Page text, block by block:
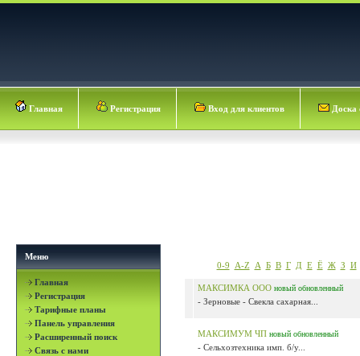
Главная Регистрация Вход для клиентов Доска
Меню
Главная
Регистрация
Тарифные планы
Панель управления
Расширенный поиск
Связь с нами
0-9 A-Z А Б В Г Д Е Ё Ж З И
МАКСИМКА ООО новый обновленный
- Зерновые - Свекла сахарная...
МАКСИМУМ ЧП новый обновленный
- Сельхозтехника имп. б/у...